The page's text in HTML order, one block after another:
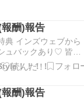
酬)報告
インズウェブから
ュバックあり♡ 皆さ
サービスが始まって
ステーキングサービ
けております。…
！！！！
酬)報告